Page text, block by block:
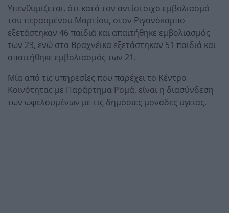
Υπενθυμίζεται, ότι κατά τον αντίστοιχο εμβολιασμό
του περασμένου Μαρτίου, στον Ριγανόκαμπο
εξετάστηκαν 46 παιδιά και απαιτήθηκε εμβολιασμός
των 23, ενώ στα Βραχνέικα εξετάστηκαν 51 παιδιά και
απαιτήθηκε εμβολιασμός των 21.
Μία από τις υπηρεσίες που παρέχει το Κέντρο
Κοινότητας με Παράρτημα Ρομά, είναι η διασύνδεση
των ωφελουμένων με τις δημόσιες μονάδες υγείας.